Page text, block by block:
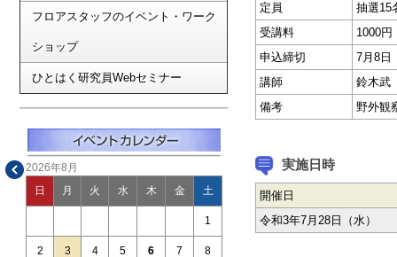
フロアスタッフのイベント・ワーク
ショップ
ひとはく研究員Webセミナー
2026年8月
日 月 火 水 木 金 土
1
2 3 4 5 6 7 8
定員
抽選15
受講料
1000円
申込締切
7月8日
講師
鈴木武
備考
野外観
実施日時
開催日
令和3年7月28日（水）